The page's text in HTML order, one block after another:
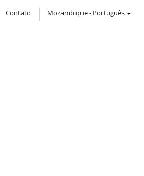
Contato Mozambique- Português